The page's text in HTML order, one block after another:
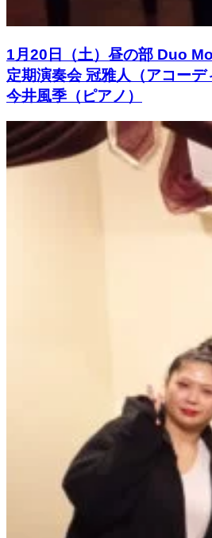
1月20日（土）昼の部 Duo
定期演奏会 冠雅人（アコーデ
今井風季（ピアノ）